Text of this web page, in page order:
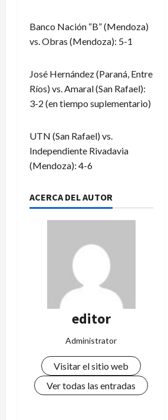
Banco Nación “B” (Mendoza)
vs. Obras (Mendoza): 5-1
José Hernández (Paraná, Entre
Ríos) vs. Amaral (San Rafael):
3-2 (en tiempo suplementario)
UTN (San Rafael) vs.
Independiente Rivadavia
(Mendoza): 4-6
ACERCA DEL AUTOR
editor
Administrator
Visitar el sitio web
Ver todas las entradas